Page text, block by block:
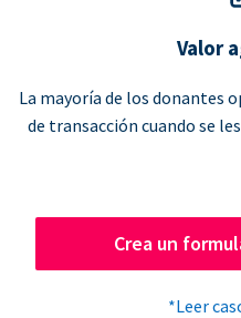
Valor
La mayoría de los donantes
de transacción cuando se
Crea un
*Leer